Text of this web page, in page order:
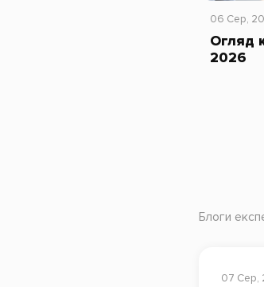
06 Сер,
Огляд
2026
Блоги
07 Сер,